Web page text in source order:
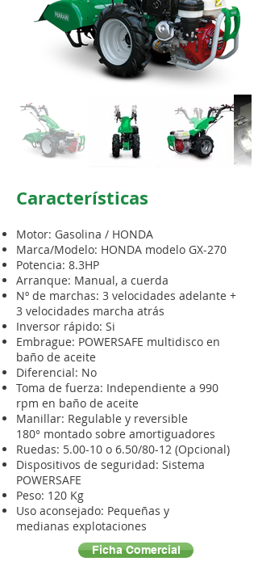
Características
Motor: Gasolina / HONDA
Marca/Modelo: HONDA modelo GX-270
Potencia: 8.3HP
Arranque: Manual, a cuerda
Nº de marchas: 3 velocidades adelante +
3 velocidades marcha atrás
Inversor rápido: Si
Embrague: POWERSAFE multidisco en
baño de aceite
Diferencial: No
Toma de fuerza: Independiente a 990
rpm en baño de aceite
Manillar: Regulable y reversible
180° montado sobre amortiguadores
Ruedas: 5.00-10 o 6.50/80-12 (Opcional)
Dispositivos de seguridad: Sistema
POWERSAFE
Peso: 120 Kg
Uso aconsejado: Pequeñas y
medianas explotaciones
Ficha Comercial